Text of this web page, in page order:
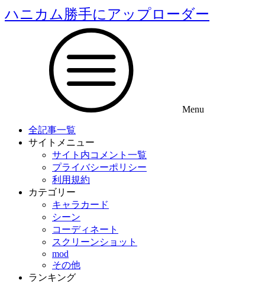
ハニカム勝手にアップローダー
Menu
全記事一覧
サイトメニュー
サイト内コメント一覧
プライバシーポリシー
利用規約
カテゴリー
キャラカード
シーン
コーディネート
スクリーンショット
mod
その他
ランキング